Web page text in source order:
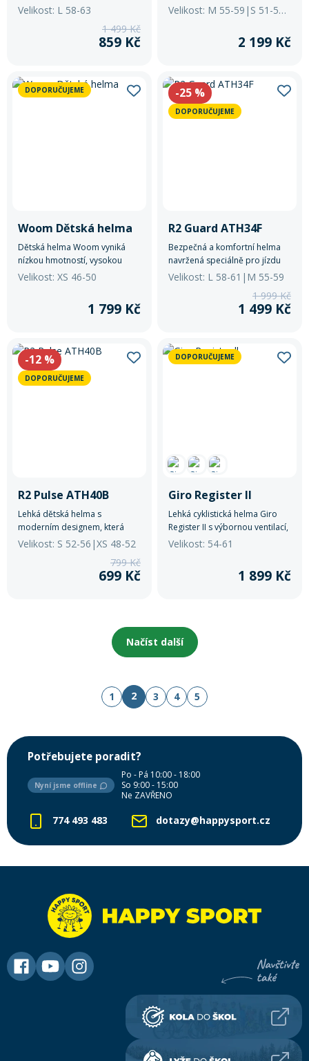
komfortní jízdu na kole.
Velikost: L 58-63
1 499 Kč
859 Kč
hmotnost a vysoký komfort při
každé jízdě. Díky moderní
ideální pro rekreační i
Velikost: M 55-59|S 51-55|YXS 48-52
2 199 Kč
DOPORUČUJEME
Woom Dětská helma
Dětská helma Woom vyniká
nízkou hmotností, vysokou
úrovní ochrany a pohodlným
Velikost: XS 46-50
1 799 Kč
-25 %
DOPORUČUJEME
R2 Guard ATH34F
Bezpečná a komfortní helma
navržená speciálně pro jízdu
na elektrokole.
Velikost: L 58-61|M 55-59
1 999 Kč
1 499 Kč
-12 %
DOPORUČUJEME
R2 Pulse ATH40B
Lehká dětská helma s
moderním designem, která
nabízí vysokou úroveň ochrany
a pohodlí při každé jízdě.
Velikost: S 52-56|XS 48-52
799 Kč
699 Kč
DOPORUČUJEME
Giro Register ll
Lehká cyklistická helma Giro
Register II s výbornou ventilací,
snadným nastavením velikosti
Velikost: 54-61
1 899 Kč
Načíst další
1 2 3 4 5
Potřebujete poradit?
Nyní jsme offline
Po - Pá 10:00 - 18:00
So 9:00 - 15:00
Ne ZAVŘENO
774 493 483 dotazy@happysport.cz